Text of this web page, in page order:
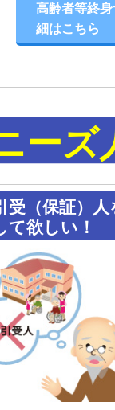
高齢者等終
細はこちら
ーズ
受（保証）人
て欲しい！